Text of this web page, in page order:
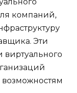
компаний,
Эти
виртуального